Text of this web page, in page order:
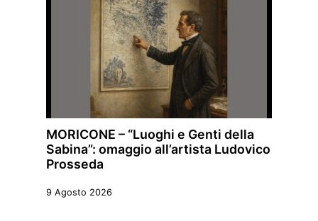
MORICONE – “Luoghi e Genti della
Sabina”: omaggio all’artista Ludovico
Prosseda
9 Agosto 2026